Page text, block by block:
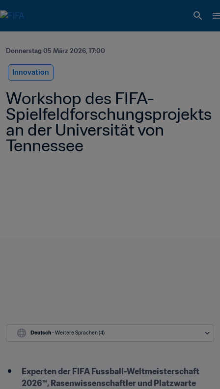
Donnerstag 05 März 2026, 17:00
Innovation
Workshop des FIFA-
Spielfeldforschungsprojekts
an der Universität von
Tennessee
Deutsch - Weitere Sprachen (4)
Experten der FIFA Fussball-Weltmeisterschaft
2026™, Rasenwissenschaftler und Platzwarte